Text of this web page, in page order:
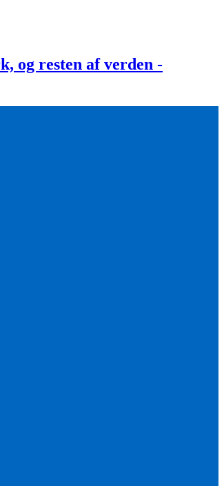
og resten af verden -